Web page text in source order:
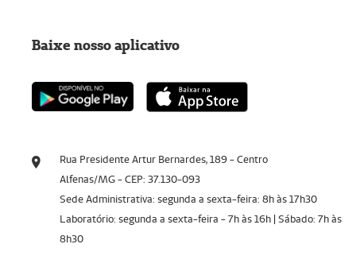
Rua Presidente Artur Bernardes, 189 - Centro
Alfenas/MG - CEP: 37.130-093
Sede Administrativa: segunda a sexta-feira: 8h às 17h30
Laboratório: segunda a sexta-feira - 7h às 16h | Sábado: 7h às
8h30
Baixe nosso aplicativo